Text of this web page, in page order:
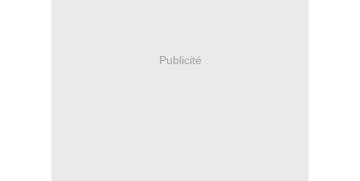
Publicité